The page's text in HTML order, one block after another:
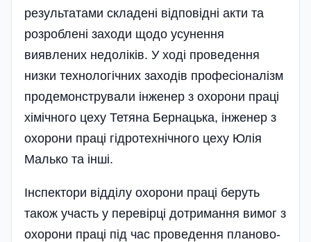
результатами складені відповідні акти та
розроблені заходи щодо усунення
виявлених недоліків. У ході проведення
низки технологічних заходів професіоналізм
продемонстрували інженер з охорони праці
хімічного цеху Тетяна Бернацька, інженер з
охорони праці гідротехнічного цеху Юлія
Малько та інші.
Інспектори відділу охорони праці беруть
також участь у перевірці до­тримання вимог з
охорони праці під час проведення планово-